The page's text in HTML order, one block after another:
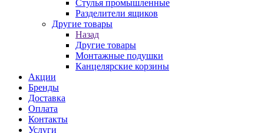
Стулья промышленные
Разделители ящиков
Другие товары
Назад
Другие товары
Монтажные подушки
Канцелярские корзины
Акции
Бренды
Доставка
Оплата
Контакты
Услуги